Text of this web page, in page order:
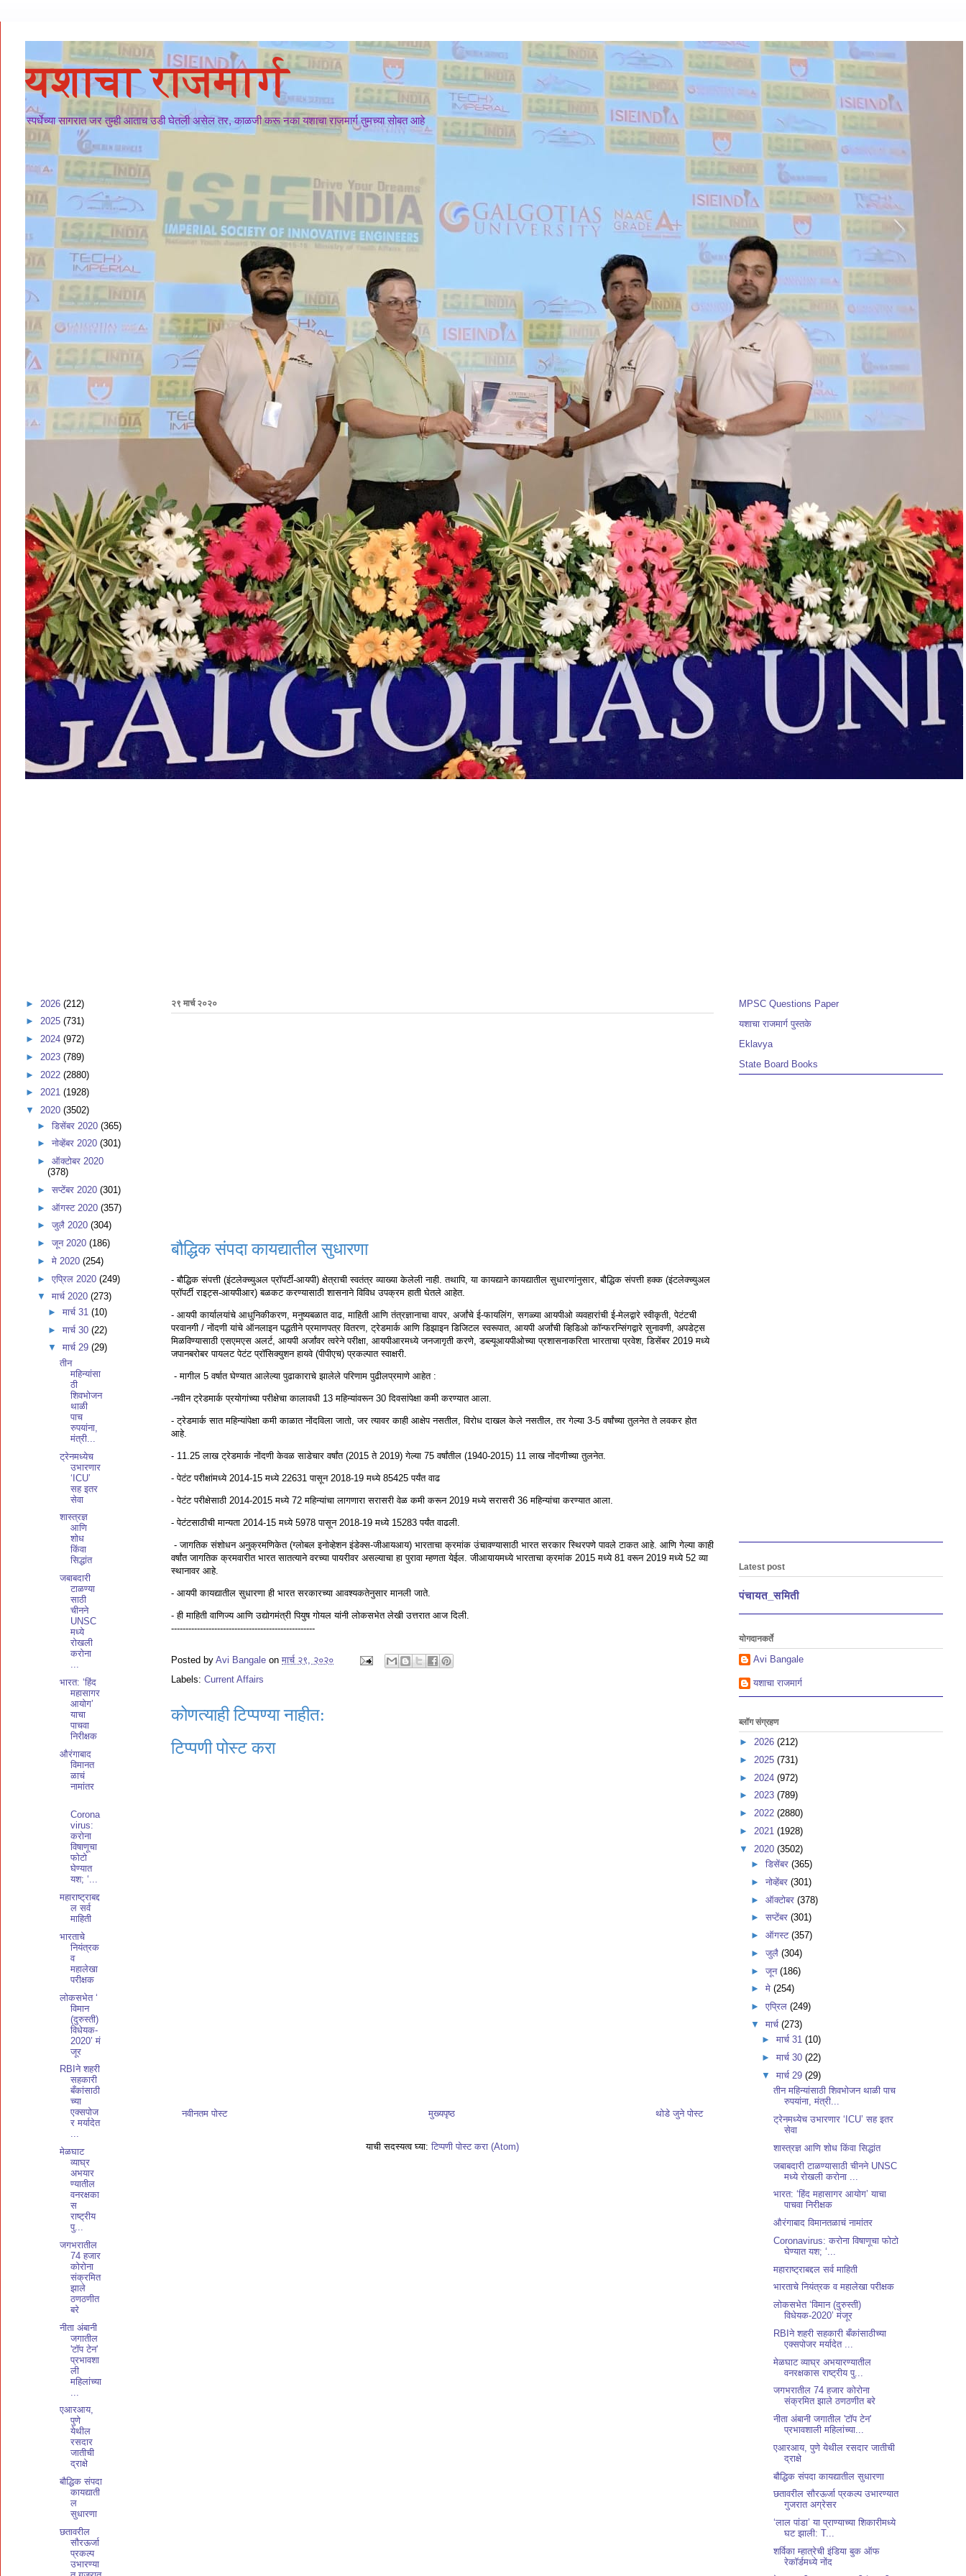
यशाचा राजमार्ग
स्पर्धेच्या सागरात जर तुम्ही आताच उडी घेतली असेल तर, काळजी करू नका यशाचा राजमार्ग तुमच्या सोबत आहे
२९ मार्च २०२०
बौद्धिक संपदा कायद्यातील सुधारणा
- बौद्धिक संपत्ती (इंटलेक्च्युअल प्रॉपर्टी-आयपी) क्षेत्राची स्वतंत्र व्याख्या केलेली नाही. तथापि, या कायद्याने कायद्यातील सुधारणांनुसार, बौद्धिक संपत्ती हक्क (इंटलेक्च्युअल
प्रॉपर्टी राइट्स-आयपीआर) बळकट करण्यासाठी शासनाने विविध उपक्रम हाती घेतले आहेत.
- आयपी कार्यालयांचे आधुनिकीकरण, मनुष्यबळात वाढ, माहिती आणि तंत्रज्ञानाचा वापर, अर्जांचे ई-फायलिंग, सगळ्या आयपीओ व्यवहारांची ई-मेलद्वारे स्वीकृती, पेटंटची
परवानगी / नोंदणी यांचे ऑनलाइन पद्धतीने प्रमाणपत्र वितरण, ट्रेडमार्क आणि डिझाइन डिजिटल स्वरूपात, आयपी अर्जांची व्हिडिओ कॉन्फरन्सिंगद्वारे सुनावणी, अपडेट्स
मिळविण्यासाठी एसएमएस अलर्ट, आयपी अर्जांवर त्वरेने परीक्षा, आयपीआरमध्ये जनजागृती करणे, डब्ल्यूआयपीओच्या प्रशासनाकरिता भारताचा प्रवेश, डिसेंबर 2019 मध्ये
जपानबरोबर पायलट पेटंट प्रॉसिक्युशन हायवे (पीपीएच) प्रकल्पात स्वाक्षरी.
- मागील 5 वर्षात घेण्यात आलेल्या पुढाकाराचे झालेले परिणाम पुढीलप्रमाणे आहेत :
-नवीन ट्रेडमार्क प्रयोगांच्या परीक्षेचा कालावधी 13 महिन्यांवरून 30 दिवसांपेक्षा कमी करण्यात आला.
- ट्रेडमार्क सात महिन्यांपेक्षा कमी काळात नोंदविला जातो, जर त्यावर काही आक्षेप नसतील, विरोध दाखल केले नसतील, तर गेल्या 3-5 वर्षांच्या तुलनेत ते लवकर होत
आहे.
- 11.25 लाख ट्रेडमार्क नोंदणी केवळ साडेचार वर्षांत (2015 ते 2019) गेल्या 75 वर्षांतील (1940-2015) 11 लाख नोंदणीच्या तुलनेत.
- पेटंट परीक्षांमध्ये 2014-15 मध्ये 22631 पासून 2018-19 मध्ये 85425 पर्यंत वाढ
- पेटंट परीक्षेसाठी 2014-2015 मध्ये 72 महिन्यांचा लागणारा सरासरी वेळ कमी करून 2019 मध्ये सरासरी 36 महिन्यांचा करण्यात आला.
- पेटंटसाठीची मान्यता 2014-15 मध्ये 5978 पासून 2018-19 मध्ये 15283 पर्यंत वाढली.
- जागतिक संशोधन अनुक्रमणिकेत (ग्लोबल इनोव्हेशन इंडेक्स-जीआयआय) भारताचा क्रमांक उंचावण्यासाठी भारत सरकार स्थिरपणे पावले टाकत आहे. आणि गेल्या काही
वर्षांत जागतिक क्रमवारीत भारत सातत्याने वरच्या पायरीवर असल्याचा हा पुरावा म्हणता येईल. जीआयायमध्ये भारताचा क्रमांक 2015 मध्ये 81 वरून 2019 मध्ये 52 व्या
स्थानावर आहे.
- आयपी कायद्यातील सुधारणा ही भारत सरकारच्या आवश्यकतेनुसार मानली जाते.
- ही माहिती वाणिज्य आणि उद्योगमंत्री पियुष गोयल यांनी लोकसभेत लेखी उत्तरात आज दिली.
--------------------------------------------------
Posted by Avi Bangale on मार्च २९, २०२०
Labels: Current Affairs
कोणत्याही टिप्पण्‍या नाहीत:
टिप्पणी पोस्ट करा
नवीनतम पोस्ट थोडे जुने पोस्ट
मुख्यपृष्ठ
याची सदस्यत्व घ्या: टिप्पणी पोस्ट करा (Atom)
► 2026 (212)
► 2025 (731)
► 2024 (972)
► 2023 (789)
► 2022 (2880)
► 2021 (1928)
▼ 2020 (3502)
► डिसेंबर 2020 (365)
► नोव्हेंबर 2020 (301)
► ऑक्टोबर 2020
(378)
► सप्टेंबर 2020 (301)
► ऑगस्ट 2020 (357)
► जुलै 2020 (304)
► जून 2020 (186)
► मे 2020 (254)
► एप्रिल 2020 (249)
▼ मार्च 2020 (273)
►मार्च 31(10)
►मार्च 30(22)
▼मार्च 29(29)
तीन
महिन्यांसा
ठी
शिवभोजन
थाळी
पाच
रुपयांना,
मंत्री...
ट्रेनमध्येच
उभारणार
‘ICU’
सह इतर
सेवा
शास्त्रज्ञ
आणि
शोध
किंवा
सिद्धांत
जबाबदारी
टाळण्या
साठी
चीनने
UNSC
मध्ये
रोखली
करोना
...
भारत: ‘हिंद
महासागर
आयोग’
याचा
पाचवा
निरीक्षक
औरंगाबाद
विमानत
ळाचं
नामांतर
Corona
virus:
करोना
विषाणूचा
फोटो
घेण्यात
यश; ‘...
महाराष्ट्राबद्द
ल सर्व
माहिती
भारताचे
नियंत्रक
व
महालेखा
परीक्षक
लोकसभेत ‘
विमान
(दुरुस्ती)
विधेयक-
2020’ मं
जूर
RBIने शहरी
सहकारी
बँकांसाठी
च्या
एक्सपोज
र मर्यादेत
...
मेळघाट
व्याघ्र
अभयार
ण्यातील
वनरक्षका
स
राष्ट्रीय
पु...
जगभरातील
74 हजार
कोरोना
संक्रमित
झाले
ठणठणीत
बरे
नीता अंबानी
जगातील
'टॉप टेन'
प्रभावशा
ली
महिलांच्या
एआरआय,
पुणे
येथील
रसदार
जातीची
द्राक्षे
बौद्धिक संपदा
कायद्याती
ल
सुधारणा
छतावरील
सौरऊर्जा
प्रकल्प
उभारण्या
MPSC Questions Paper
यशाचा राजमार्ग पुस्तके
Eklavya
State Board Books
Latest post
पंचायत_समिती
योगदानकर्ते
Avi Bangale
यशाचा राजमार्ग
ब्लॉग संग्रहण
► 2026 (212)
► 2025 (731)
► 2024 (972)
► 2023 (789)
► 2022 (2880)
► 2021 (1928)
▼ 2020 (3502)
► डिसेंबर (365)
► नोव्हेंबर (301)
► ऑक्टोबर (378)
► सप्टेंबर (301)
► ऑगस्ट (357)
► जुलै (304)
► जून (186)
► मे (254)
► एप्रिल (249)
▼ मार्च (273)
►मार्च 31(10)
►मार्च 30(22)
▼मार्च 29(29)
तीन महिन्यांसाठी शिवभोजन थाळी पाच
रुपयांना, मंत्री...
ट्रेनमध्येच उभारणार ‘ICU’ सह इतर
सेवा
शास्त्रज्ञ आणि शोध किंवा सिद्धांत
जबाबदारी टाळण्यासाठी चीनने UNSC
मध्ये रोखली करोना ...
भारत: ‘हिंद महासागर आयोग’ याचा
पाचवा निरीक्षक
औरंगाबाद विमानतळाचं नामांतर
​​​​Coronavirus: करोना विषाणूचा फोटो
घेण्यात यश; ‘...
महाराष्ट्राबद्दल सर्व माहिती
भारताचे नियंत्रक व महालेखा परीक्षक
लोकसभेत ‘विमान (दुरुस्ती)
विधेयक-2020’ मंजूर
RBIने शहरी सहकारी बँकांसाठीच्या
एक्सपोजर मर्यादेत ...
मेळघाट व्याघ्र अभयारण्यातील
वनरक्षकास राष्ट्रीय पु...
जगभरातील 74 हजार कोरोना
संक्रमित झाले ठणठणीत बरे
नीता अंबानी जगातील 'टॉप टेन'
प्रभावशाली महिलांच्या...
एआरआय, पुणे येथील रसदार जातीची
द्राक्षे
बौद्धिक संपदा कायद्यातील सुधारणा
छतावरील सौरऊर्जा प्रकल्प उभारण्यात
गुजरात अग्रेसर
‘लाल पांडा’ या प्राण्याच्या शिकारीमध्ये
घट झाली: T...
शर्विका म्हात्रेची इंडिया बुक ऑफ
रेकॉर्डमध्ये नोंद